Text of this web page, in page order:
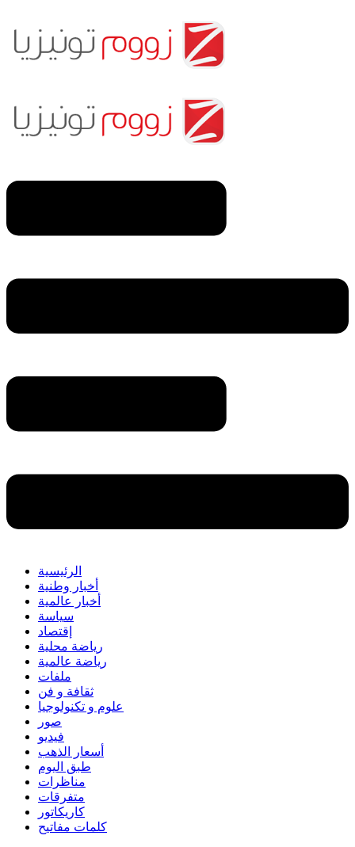
الرئيسية
أخبار وطنية
أخبار عالمية
سياسة
إقتصاد
رياضة محلية
رياضة عالمية
ملفات
ثقافة و فن
علوم و تكنولوجيا
صور
فيديو
أسعار الذهب
طبق اليوم
مناظرات
متفرقات
كاريكاتور
كلمات مفاتيح